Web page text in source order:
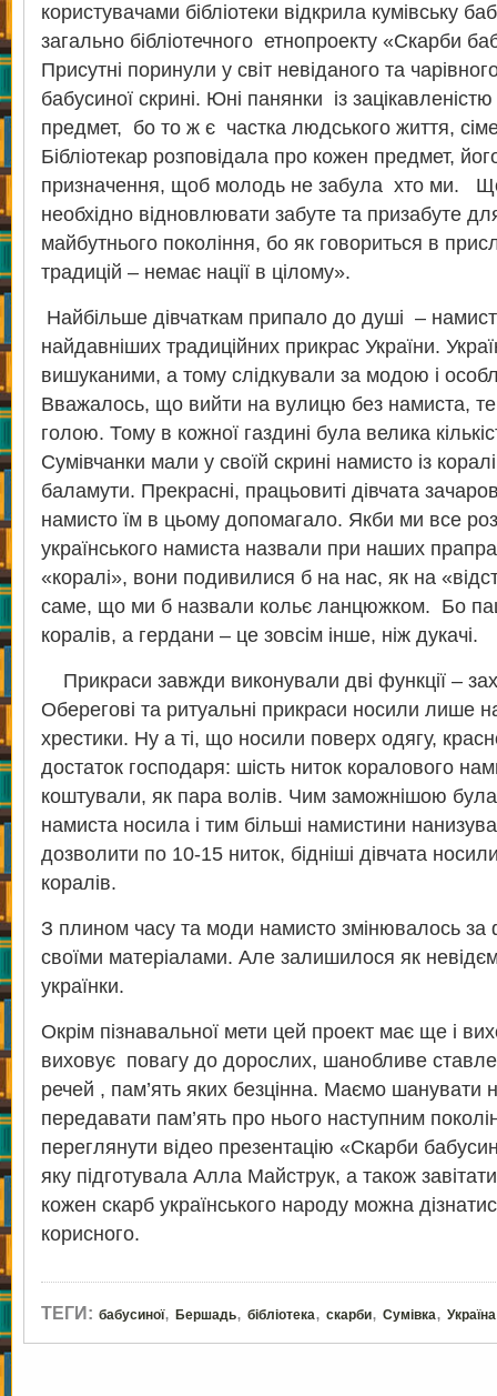
користувачами бібліотеки відкрила кумівську
загально бібліотечного етнопроекту «Скарби
Присутні поринули у світ невіданого та
бабусиної скрині. Юні панянки із
предмет, бо то ж є частка людського життя,
Бібліотекар розповідала про кожен предмет,
призначення, щоб молодь не забула хто ми.
необхідно відновлювати забуте та призабуте
майбутнього покоління, бо як говориться в
традицій – немає нації в цілому».
Найбільше дівчаткам припало до душі –
найдавніших традиційних прикрас України.
вишуканими, а тому слідкували за модою і
Вважалось, що вийти на вулицю без намиста,
голою. Тому в кожної газдині була велика
Сумівчанки мали у своїй скрині намисто із
баламути. Прекрасні, працьовиті дівчата
намисто їм в цьому допомагало. Якби ми все
українського намиста назвали при наших
«коралі», вони подивилися б на нас, як на
саме, що ми б назвали кольє ланцюжком. Бо
коралів, а гердани – це зовсім інше, ніж дукачі.
Прикраси завжди виконували дві функції –
Оберегові та ритуальні прикраси носили лише
хрестики. Ну а ті, що носили поверх одягу,
достаток господаря: шість ниток коралового
коштували, як пара волів. Чим заможнішою
намиста носила і тим більші намистини
дозволити по 10-15 ниток, бідніші дівчата
коралів.
З плином часу та моди намисто змінювалось
своїми матеріалами. Але залишилося як
українки.
Окрім пізнавальної мети цей проект має ще і
виховує повагу до дорослих, шанобливе
речей , пам’ять яких безцінна. Маємо шанувати
передавати пам’ять про нього наступним
переглянути відео презентацію «Скарби
яку підготувала Алла Майструк, а також
кожен скарб українського народу можна
корисного.
ТЕГИ: бабусиної, Бершадь, бібліотека, скарби, Сумівка, Україна